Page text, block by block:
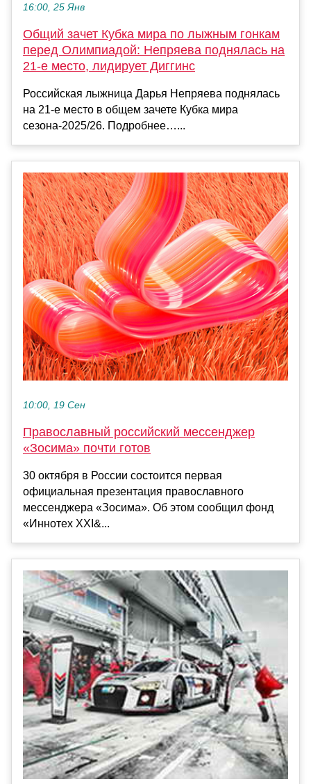
16:00, 25 Янв
Общий зачет Кубка мира по лыжным гонкам
перед Олимпиадой: Непряева поднялась на
21‑е место, лидирует Диггинс
Российская лыжница Дарья Непряева поднялась
на 21‑е место в общем зачете Кубка мира
сезона‑2025/26. Подробнее…...
10:00, 19 Сен
Православный российский мессенджер
«Зосима» почти готов
30 октября в России состоится первая
официальная презентация православного
мессенджера «Зосима». Об этом сообщил фонд
«Иннотех XXI&...